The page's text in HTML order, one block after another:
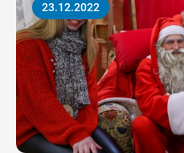
23.12.2022